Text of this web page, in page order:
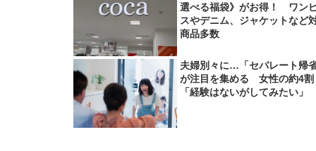
選べる福袋》がお得！ ワン
スやデニム、ジャケットなど
商品多数
夫婦別々に…「セパレート帰省
が注目を集める 女性の約4割
「経験はないがしてみたい」